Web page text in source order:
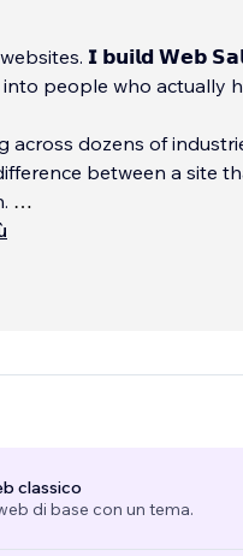
𝗜 𝗯𝘂𝗶𝗹𝗱 𝗪𝗲𝗯
people who actually
across dozens of
between a site
classico
di base con un tema.